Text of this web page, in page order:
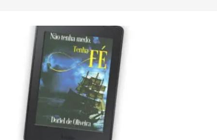
Livro Não tenha medo, tenha fé, em E-
Book